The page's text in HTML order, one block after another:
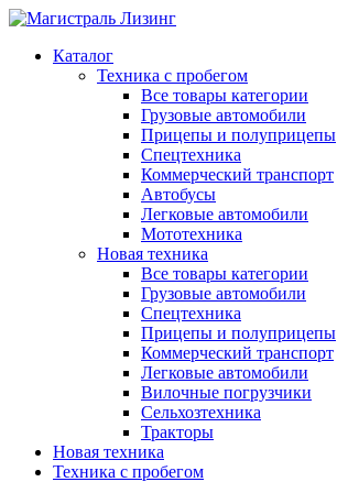
Каталог
Техника с пробегом
Все товары категории
Грузовые автомобили
Прицепы и полуприцепы
Спецтехника
Коммерческий транспорт
Автобусы
Легковые автомобили
Мототехника
Новая техника
Все товары категории
Грузовые автомобили
Спецтехника
Прицепы и полуприцепы
Коммерческий транспорт
Легковые автомобили
Вилочные погрузчики
Сельхозтехника
Тракторы
Новая техника
Техника с пробегом